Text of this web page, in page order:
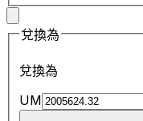
兌換為
兌換為
UM